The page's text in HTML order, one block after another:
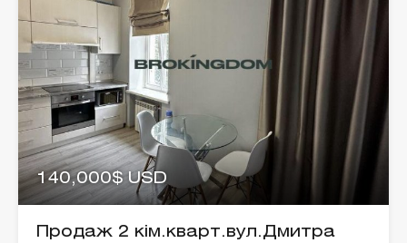
140,000$ USD
Продаж 2 кім.кварт.вул.Дмитра